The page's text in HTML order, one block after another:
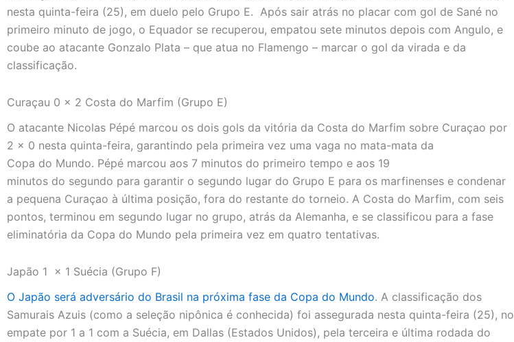
nesta quinta-feira (25), em duelo pelo Grupo E. Após sair atrás no placar com gol de Sané no
primeiro minuto de jogo, o Equador se recuperou, empatou sete minutos depois com Angulo, e
coube ao atacante Gonzalo Plata – que atua no Flamengo – marcar o gol da virada e da
classificação.
Curaçau 0 x 2 Costa do Marfim (Grupo E)
O atacante Nicolas Pépé marcou os dois gols da vitória da Costa do Marfim sobre Curaçao por
2 x 0 nesta quinta-feira, garantindo pela primeira vez uma vaga no mata-mata da
Copa do Mundo. Pépé marcou aos 7 minutos do primeiro tempo e aos 19
minutos do segundo para garantir o segundo lugar do Grupo E para os marfinenses e condenar
a pequena Curaçao à última posição, fora do restante do torneio. A Costa do Marfim, com seis
pontos, terminou em segundo lugar no grupo, atrás da Alemanha, e se classificou para a fase
eliminatória da Copa do Mundo pela primeira vez em quatro tentativas.
Japão 1 x 1 Suécia (Grupo F)
O Japão será adversário do Brasil na próxima fase da Copa do Mundo. A classificação dos
Samurais Azuis (como a seleção nipônica é conhecida) foi assegurada nesta quinta-feira (25), no
empate por 1 a 1 com a Suécia, em Dallas (Estados Unidos), pela terceira e última rodada do